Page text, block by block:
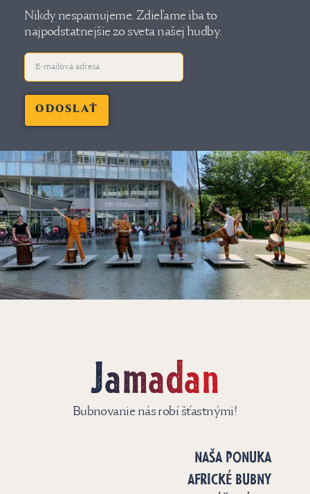
Nikdy nespamujeme. Zdieľame iba to
najpodstatnejšie zo sveta našej hudby.
Jamadan
Bubnovanie nás robí šťastnými!
NAŠA PONUKA
AFRICKÉ BUBNY